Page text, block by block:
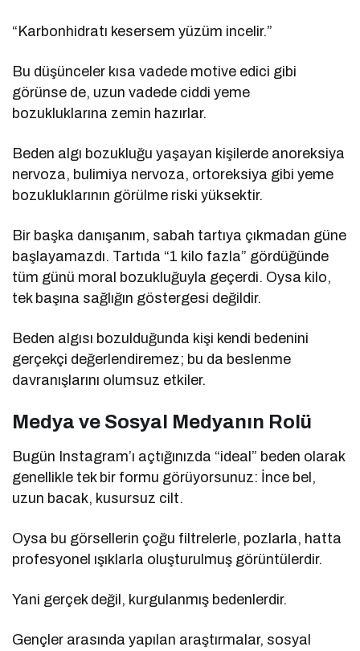
“Karbonhidratı kesersem yüzüm incelir.”
Bu düşünceler kısa vadede motive edici gibi
görünse de, uzun vadede ciddi yeme
bozukluklarına zemin hazırlar.
Beden algı bozukluğu yaşayan kişilerde anoreksiya
nervoza, bulimiya nervoza, ortoreksiya gibi yeme
bozukluklarının görülme riski yüksektir.
Bir başka danışanım, sabah tartıya çıkmadan güne
başlayamazdı. Tartıda “1 kilo fazla” gördüğünde
tüm günü moral bozukluğuyla geçerdi. Oysa kilo,
tek başına sağlığın göstergesi değildir.
Beden algısı bozulduğunda kişi kendi bedenini
gerçekçi değerlendiremez; bu da beslenme
davranışlarını olumsuz etkiler.
Medya ve Sosyal Medyanın Rolü
Bugün Instagram’ı açtığınızda “ideal” beden olarak
genellikle tek bir formu görüyorsunuz: İnce bel,
uzun bacak, kusursuz cilt.
Oysa bu görsellerin çoğu filtrelerle, pozlarla, hatta
profesyonel ışıklarla oluşturulmuş görüntülerdir.
Yani gerçek değil, kurgulanmış bedenlerdir.
Gençler arasında yapılan araştırmalar, sosyal